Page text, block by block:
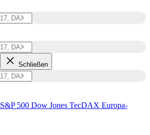
Schließen
S&P 500 Dow Jones TecDAX Europa-